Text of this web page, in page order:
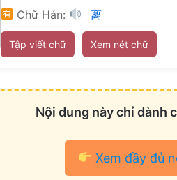
Chữ Hán:
离
Tập viết chữ Xem nét chữ
Nội dung này chỉ dành
Xem đầy đủ